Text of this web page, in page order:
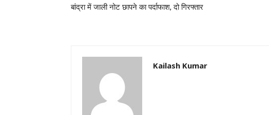
बांद्रा में जाली नोट छापने का पर्दाफाश, दो गिरफ्तार
Kailash Kumar